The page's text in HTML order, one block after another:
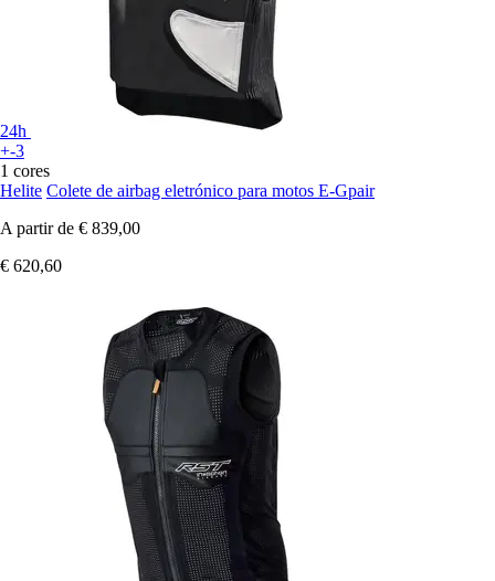
24h
+-3
1 cores
Helite Colete de airbag eletrónico para motos E-Gpair
A partir de € 839,00
€ 620,60